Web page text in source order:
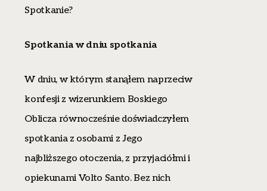
Spotkanie?
Spotkania w dniu spotkania
W dniu, w którym stanąłem naprzeciw
konfesji z wizerunkiem Boskiego
Oblicza równocześnie doświadczyłem
spotkania z osobami z Jego
najbliższego otoczenia, z przyjaciółmi i
opiekunami Volto Santo. Bez nich